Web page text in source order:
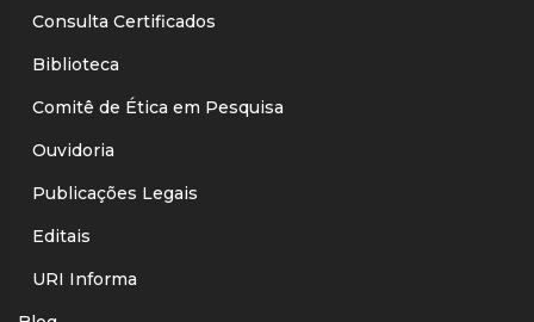
Consulta Certificados
Biblioteca
Comitê de Ética em Pesquisa
Ouvidoria
Publicações Legais
Editais
URI Informa